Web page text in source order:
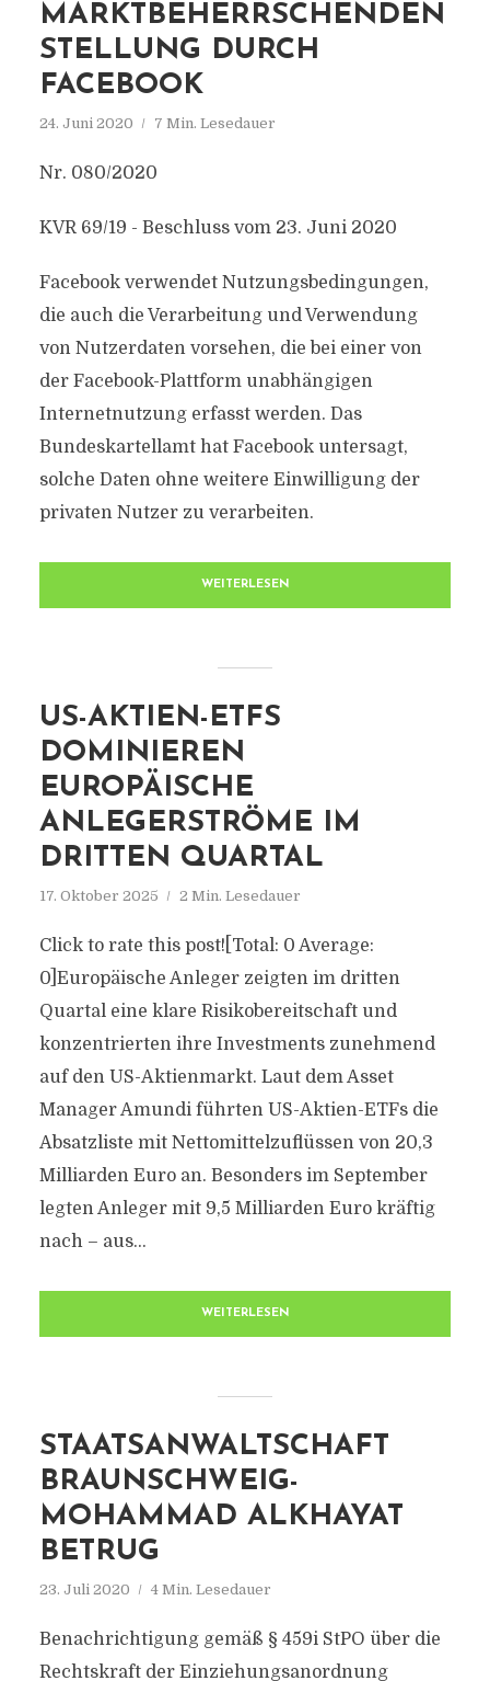
MARKTBEHERRSCHENDEN
STELLUNG DURCH
FACEBOOK
24. Juni 2020 7 Min. Lesedauer
Nr. 080/2020
KVR 69/19 - Beschluss vom 23. Juni 2020
Facebook verwendet Nutzungsbedingungen,
die auch die Verarbeitung und Verwendung
von Nutzerdaten vorsehen, die bei einer von
der Facebook-Plattform unabhängigen
Internetnutzung erfasst werden. Das
Bundeskartellamt hat Facebook untersagt,
solche Daten ohne weitere Einwilligung der
privaten Nutzer zu verarbeiten.
WEITERLESEN
US-AKTIEN-ETFS
DOMINIEREN
EUROPÄISCHE
ANLEGERSTRÖME IM
DRITTEN QUARTAL
17. Oktober 2025 2 Min. Lesedauer
Click to rate this post![Total: 0 Average:
0]Europäische Anleger zeigten im dritten
Quartal eine klare Risikobereitschaft und
konzentrierten ihre Investments zunehmend
auf den US-Aktienmarkt. Laut dem Asset
Manager Amundi führten US-Aktien-ETFs die
Absatzliste mit Nettomittelzuflüssen von 20,3
Milliarden Euro an. Besonders im September
legten Anleger mit 9,5 Milliarden Euro kräftig
nach – aus...
WEITERLESEN
STAATSANWALTSCHAFT
BRAUNSCHWEIG-
MOHAMMAD ALKHAYAT
BETRUG
23. Juli 2020 4 Min. Lesedauer
Benachrichtigung gemäß § 459i StPO über die
Rechtskraft der Einziehungsanordnung